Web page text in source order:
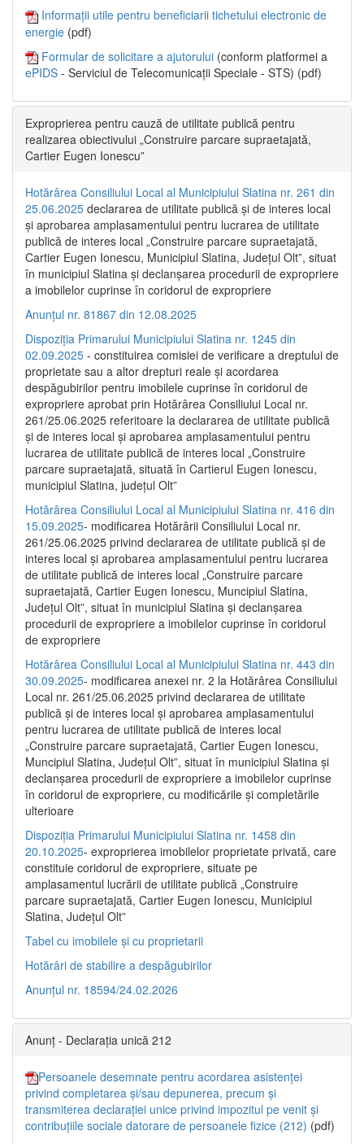
Informații utile pentru beneficiarii tichetului electronic de
energie (pdf)
Formular de solicitare a ajutorului (conform platformei a
ePIDS - Serviciul de Telecomunicații Speciale - STS) (pdf)
Exproprierea pentru cauză de utilitate publică pentru
realizarea obiectivului „Construire parcare supraetajată,
Cartier Eugen Ionescu”
Hotărârea Consiliului Local al Municipiului Slatina nr. 261 din
25.06.2025 declararea de utilitate publică și de interes local
și aprobarea amplasamentului pentru lucrarea de utilitate
publică de interes local „Construire parcare supraetajată,
Cartier Eugen Ionescu, Municipiul Slatina, Județul Olt”, situat
în municipiul Slatina și declanșarea procedurii de expropriere
a imobilelor cuprinse în coridorul de expropriere
Anunțul nr. 81867 din 12.08.2025
Dispoziția Primarului Municipiului Slatina nr. 1245 din
02.09.2025 - constituirea comisiei de verificare a dreptului de
proprietate sau a altor drepturi reale și acordarea
despăgubirilor pentru imobilele cuprinse în coridorul de
expropriere aprobat prin Hotărârea Consiliului Local nr.
261/25.06.2025 referitoare la declararea de utilitate publică
și de interes local și aprobarea amplasamentului pentru
lucrarea de utilitate publică de interes local „Construire
parcare supraetajată, situată în Cartierul Eugen Ionescu,
municipiul Slatina, județul Olt”
Hotărârea Consiliului Local al Municipiului Slatina nr. 416 din
15.09.2025- modificarea Hotărârii Consiliului Local nr.
261/25.06.2025 privind declararea de utilitate publică și de
interes local și aprobarea amplasamentului pentru lucrarea
de utilitate publică de interes local „Construire parcare
supraetajată, Cartier Eugen Ionescu, Muncipiul Slatina,
Județul Olt”, situat în municipiul Slatina și declanșarea
procedurii de expropriere a imobilelor cuprinse în coridorul
de expropriere
Hotărârea Consiliului Local al Municipiului Slatina nr. 443 din
30.09.2025- modificarea anexei nr. 2 la Hotărârea Consiliului
Local nr. 261/25.06.2025 privind declararea de utilitate
publică şi de interes local şi aprobarea amplasamentului
pentru lucrarea de utilitate publică de interes local
„Construire parcare supraetajată, Cartier Eugen Ionescu,
Muncipiul Slatina, Judeţul Olt”, situat în municipiul Slatina şi
declanşarea procedurii de expropriere a imobilelor cuprinse
în coridorul de expropriere, cu modificările şi completările
ulterioare
Dispoziția Primarului Municipiului Slatina nr. 1458 din
20.10.2025- exproprierea imobilelor proprietate privată, care
constituie coridorul de expropriere, situate pe
amplasamentul lucrării de utilitate publică „Construire
parcare supraetajată, Cartier Eugen Ionescu, Municipiul
Slatina, Județul Olt”
Tabel cu imobilele și cu proprietarii
Hotărâri de stabilire a despăgubirilor
Anunțul nr. 18594/24.02.2026
Anunț - Declarația unică 212
Persoanele desemnate pentru acordarea asistenței
privind completarea și/sau depunerea, precum și
transmiterea declarației unice privind impozitul pe venit și
contribuțiile sociale datorare de persoanele fizice (212) (pdf)